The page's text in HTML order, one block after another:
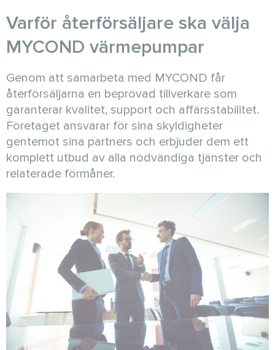
Varför återförsäljare ska välja
MYCOND värmepumpar
Genom att samarbeta med MYCOND får
återförsäljarna en beprövad tillverkare som
garanterar kvalitet, support och affärsstabilitet.
Företaget ansvarar för sina skyldigheter
gentemot sina partners och erbjuder dem ett
komplett utbud av alla nödvändiga tjänster och
relaterade förmåner.